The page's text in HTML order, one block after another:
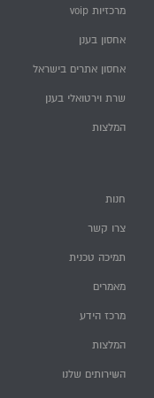
מרכזיות voip
אחסון בענן
אחסון אתרים בישראל
שרת וירטואלי בענן
המלצות
חנות
צרו קשר
תמיכה טכנית
מאמרים
מרכז הידע
המלצות
השירותים שלנו